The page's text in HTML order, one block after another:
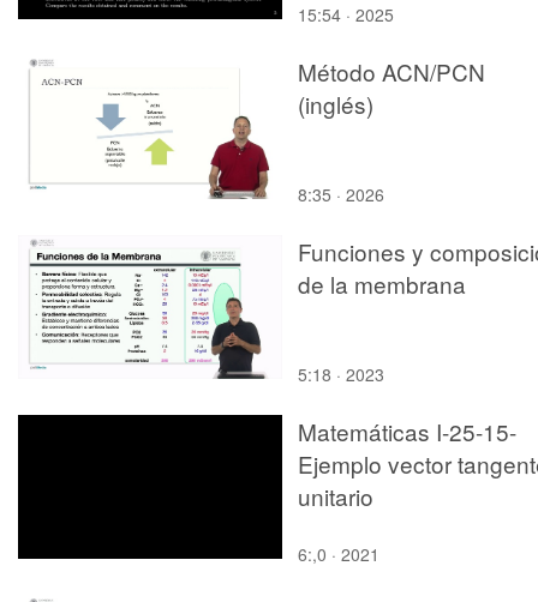
15:54 · 2025
Método ACN/PCN
(inglés)
8:35 · 2026
Funciones y
de la membrana
5:18 · 2023
Matemáticas I-25-15-
Ejemplo vector
unitario
6:,0 · 2021